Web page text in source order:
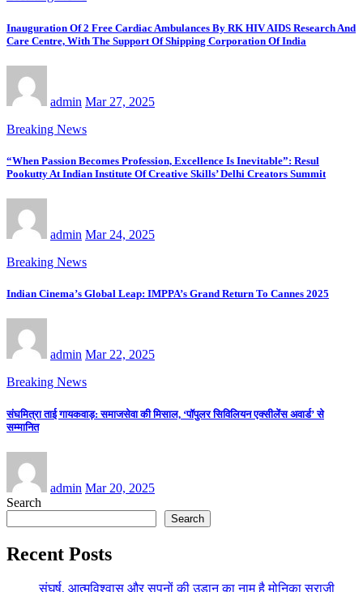
Inauguration Of 2 Free Cardiac Ambulances By RK HIV AIDS Research And
Care Centre, With The Support Of Shipping Corporation Of India
admin Mar 27, 2025
Breaking News
“When Passion Becomes Profession, Excellence Is Inevitable”: Resul
Pookutty At Indian Institute Of Creative Skills’ Delhi Creators Summit
admin Mar 24, 2025
Breaking News
Indian Cinema’s Global Leap: IMPPA’s Grand Return To Cannes 2025
admin Mar 22, 2025
Breaking News
संघमित्रा ताई गायकवाड़: समाजसेवा की मिसाल, ‘पॉपुलर सिविलियन एक्सीलेंस अवार्ड’ से
सम्मानित
admin Mar 20, 2025
Search
Search
Recent Posts
संघर्ष, आत्मविश्वास और सपनों की उड़ान का नाम है मोनिका सुराजी